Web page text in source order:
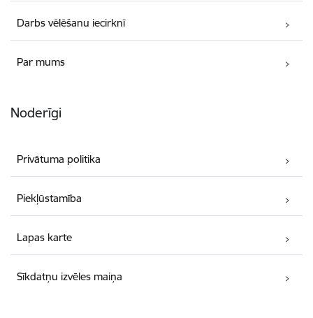
Darbs vēlēšanu iecirknī
Par mums
Noderīgi
Privātuma politika
Piekļūstamība
Lapas karte
Sīkdatņu izvēles maiņa